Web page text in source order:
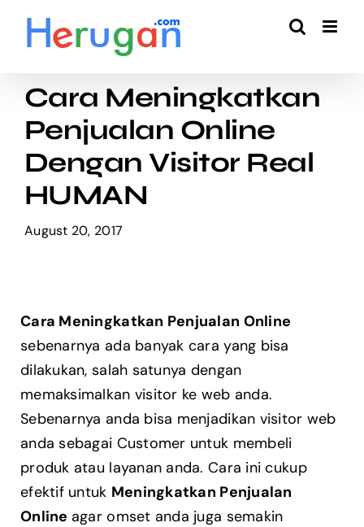
Cara Meningkatkan
Penjualan Online
Dengan Visitor Real
HUMAN
August 20, 2017
Cara Meningkatkan Penjualan Online
sebenarnya ada banyak cara yang bisa
dilakukan, salah satunya dengan
memaksimalkan visitor ke web anda.
Sebenarnya anda bisa menjadikan visitor web
anda sebagai Customer untuk membeli
produk atau layanan anda. Cara ini cukup
efektif untuk Meningkatkan Penjualan
Online agar omset anda juga semakin